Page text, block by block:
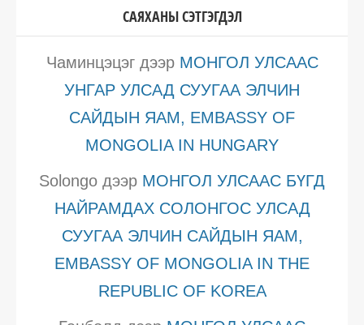
САЯХАНЫ СЭТГЭГДЭЛ
Чаминцэцэгдээр МОНГОЛ УЛСААС
УНГАР УЛСАД СУУГАА ЭЛЧИН
САЙДЫН ЯАМ, EMBASSY OF
MONGOLIA IN HUNGARY
Solongo дээр МОНГОЛ УЛСААС БҮГД
НАЙРАМДАХ СОЛОНГОС УЛСАД
СУУГАА ЭЛЧИН САЙДЫН ЯАМ,
EMBASSY OF MONGOLIA IN THE
REPUBLIC OF KOREA